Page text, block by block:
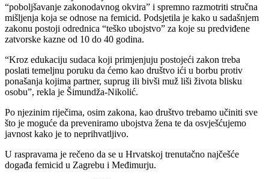
“poboljšavanje zakonodavnog okvira” i spremno razmotriti stručna
mišljenja koja se odnose na femicid. Podsjetila je kako u sadašnjem
zakonu postoji odrednica “teško ubojstvo” za koje su predviđene
zatvorske kazne od 10 do 40 godina.
“Kroz edukaciju sudaca koji primjenjuju postojeći zakon treba
poslati temeljnu poruku da ćemo kao društvo ići u borbu protiv
ponašanja kojima partner, suprug ili bivši muž liši života blisku
osobu”, rekla je Šimundža-Nikolić.
Po njezinim riječima, osim zakona, kao društvo trebamo učiniti sve
što je moguće da preveniramo ubojstva žena te da osvješćujemo
javnost kako je to neprihvatljivo.
U raspravama je rečeno da se u Hrvatskoj trenutačno najčešće
događa femicid u Zagrebu i Međimurju.